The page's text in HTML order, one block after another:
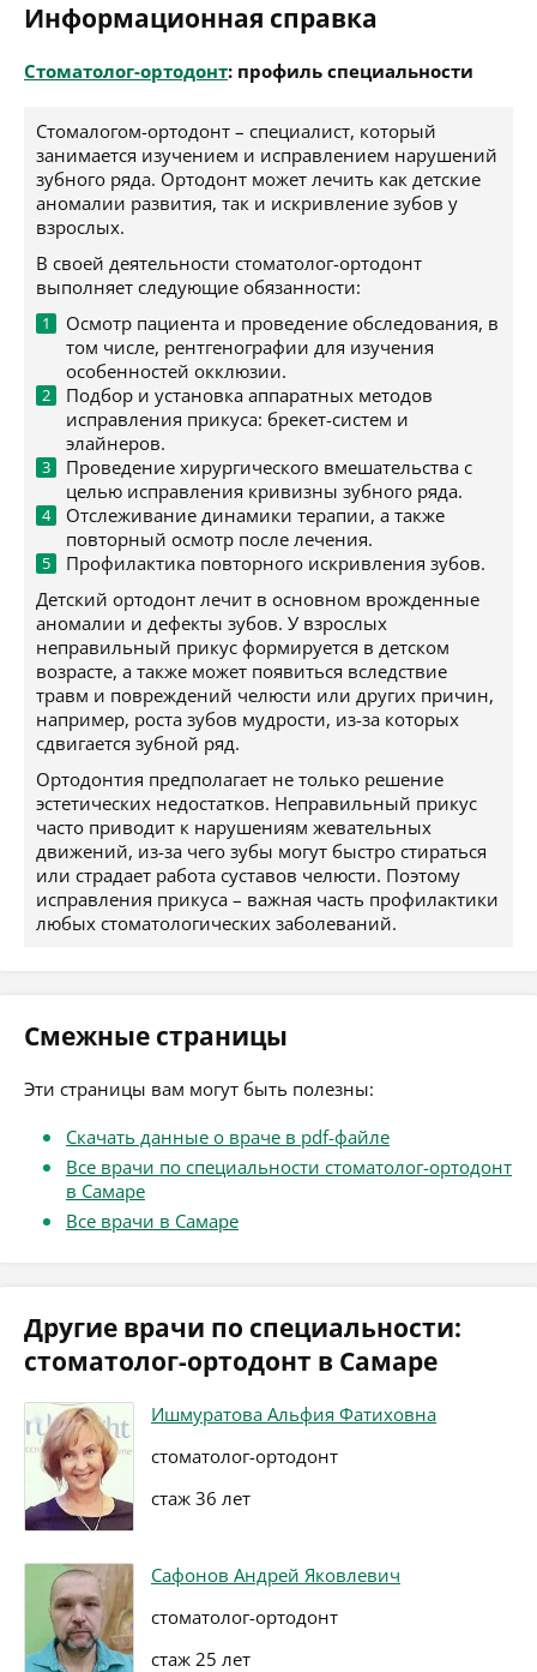
Информационная справка
Стоматолог-ортодонт: профиль специальности
Стомалогом-ортодонт – специалист, который
занимается изучением и исправлением нарушений
зубного ряда. Ортодонт может лечить как детские
аномалии развития, так и искривление зубов у
взрослых.
В своей деятельности стоматолог-ортодонт
выполняет следующие обязанности:
Осмотр пациента и проведение обследования, в
том числе, рентгенографии для изучения
особенностей окклюзии.
Подбор и установка аппаратных методов
исправления прикуса: брекет-систем и
элайнеров.
Проведение хирургического вмешательства с
целью исправления кривизны зубного ряда.
Отслеживание динамики терапии, а также
повторный осмотр после лечения.
Профилактика повторного искривления зубов.
Детский ортодонт лечит в основном врожденные
аномалии и дефекты зубов. У взрослых
неправильный прикус формируется в детском
возрасте, а также может появиться вследствие
травм и повреждений челюсти или других причин,
например, роста зубов мудрости, из-за которых
сдвигается зубной ряд.
Ортодонтия предполагает не только решение
эстетических недостатков. Неправильный прикус
часто приводит к нарушениям жевательных
движений, из-за чего зубы могут быстро стираться
или страдает работа суставов челюсти. Поэтому
исправления прикуса – важная часть профилактики
любых стоматологических заболеваний.
Смежные страницы
Эти страницы вам могут быть полезны:
Скачать данные о враче в pdf-файле
Все врачи по специальности стоматолог-ортодонт
в Самаре
Все врачи в Самаре
Другие врачи по специальности:
стоматолог-ортодонт в Самаре
Ишмуратова Альфия Фатиховна
стоматолог-ортодонт
стаж 36 лет
Сафонов Андрей Яковлевич
стоматолог-ортодонт
стаж 25 лет